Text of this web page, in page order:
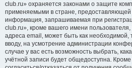
club.ru» охраняется законами о защите
применяемыми в стране, предоставляющей
информация, запрашиваемая при
club.ru», кроме вашего имени
адреса email, может быть как необходимой,
вводу, на усмотрение администрации
случае у вас есть возможность выбрать,
учётной записи будет общедоступна. Кроме